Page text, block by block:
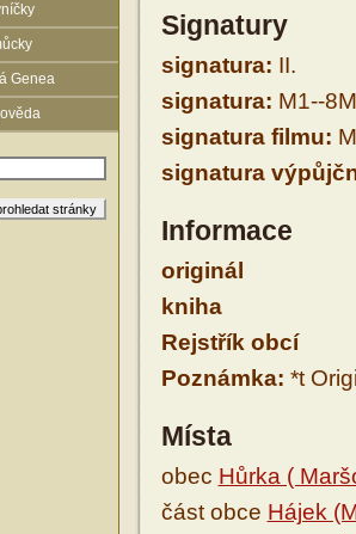
Genea
Signatury
signatura: II.
signatura: M1--
signatura filmu:
signatura
Informace
originál
kniha
Rejstřík obcí
Poznámka: *t
Místa
obec Hůrka (
část obce Hájek